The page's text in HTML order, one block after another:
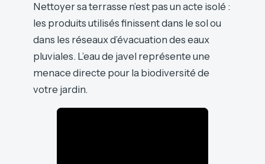
Nettoyer sa terrasse n’est pas un acte isolé :
les produits utilisés finissent dans le sol ou
dans les réseaux d’évacuation des eaux
pluviales. L’eau de javel représente une
menace directe pour la biodiversité de
votre jardin.